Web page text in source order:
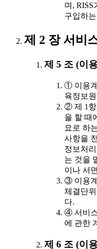
며,
구입하
제 2 장 서비
제 5 조 (이
① 이용
육정보
② 제 1항
을 할 때
요로 하
사항을
정보처
는 것을
이나 서
③ 이용
체결단
다.
④ 서비
에 관한
제 6 조 (이